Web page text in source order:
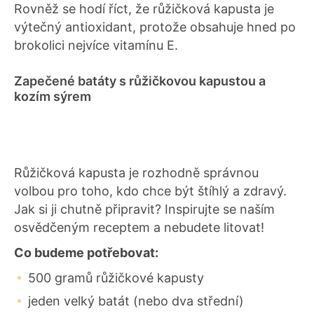
Rovněž se hodí říct, že růžičková kapusta je
výtečný antioxidant, protože obsahuje hned po
brokolici nejvíce vitamínu E.
Zapečené batáty s růžičkovou kapustou a
kozím sýrem
Růžičková kapusta je rozhodně správnou
volbou pro toho, kdo chce být štíhlý a zdravý.
Jak si ji chutně připravit? Inspirujte se naším
osvědčeným receptem a nebudete litovat!
Co budeme potřebovat:
500 gramů růžičkové kapusty
jeden velký batát (nebo dva střední)